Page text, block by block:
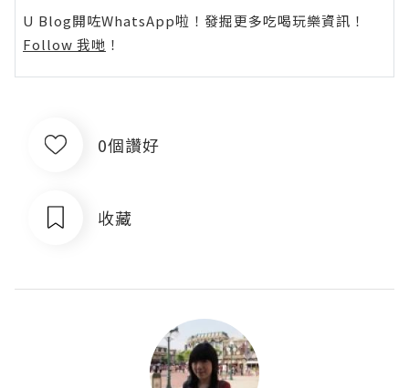
U Blog開咗WhatsApp啦！發掘更多吃喝玩樂資訊！
Follow 我哋 ！
0個讚好
收藏